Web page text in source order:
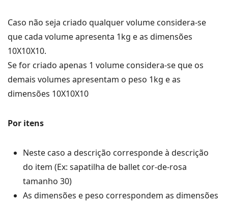
Caso não seja criado qualquer volume considera-se
que cada volume apresenta 1kg e as dimensões
10X10X10.
Se for criado apenas 1 volume considera-se que os
demais volumes apresentam o peso 1kg e as
dimensões 10X10X10
Por itens
Neste caso a descrição corresponde à descrição
do item (Ex: sapatilha de ballet cor-de-rosa
tamanho 30)
As dimensões e peso correspondem as dimensões